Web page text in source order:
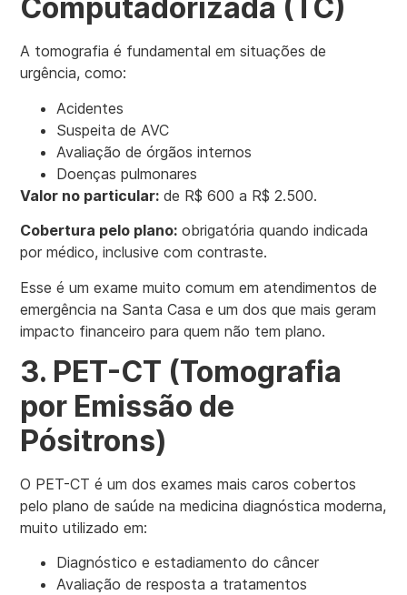
Computadorizada (TC)
A tomografia é fundamental em situações de
urgência, como:
Acidentes
Suspeita de AVC
Avaliação de órgãos internos
Doenças pulmonares
Valor no particular: de R$ 600 a R$ 2.500.
Cobertura pelo plano: obrigatória quando indicada
por médico, inclusive com contraste.
Esse é um exame muito comum em atendimentos de
emergência na Santa Casa e um dos que mais geram
impacto financeiro para quem não tem plano.
3. PET-CT (Tomografia
por Emissão de
Pósitrons)
O PET-CT é um dos exames mais caros cobertos
pelo plano de saúde na medicina diagnóstica moderna,
muito utilizado em:
Diagnóstico e estadiamento do câncer
Avaliação de resposta a tratamentos